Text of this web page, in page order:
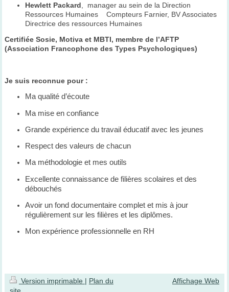
Hewlett Packard , manager au sein de la Direction
Ressources Humaines Compteurs Farnier, BV Associates
Directrice des ressources Humaines
Certifiée Sosie, Motiva et MBTI, membre de l’AFTP
(Association Francophone des Types Psychologiques)
Je suis reconnue pour :
Ma qualité d’écoute
Ma mise en confiance
Grande expérience du travail éducatif avec les jeunes
Respect des valeurs de chacun
Ma méthodologie et mes outils
Excellente connaissance de filières scolaires et des
débouchés
Avoir un fond documentaire complet et mis à jour
régulièrement sur les filières et les diplômes.
Mon expérience professionnelle en RH
Version imprimable | Plan du
Affichage Web